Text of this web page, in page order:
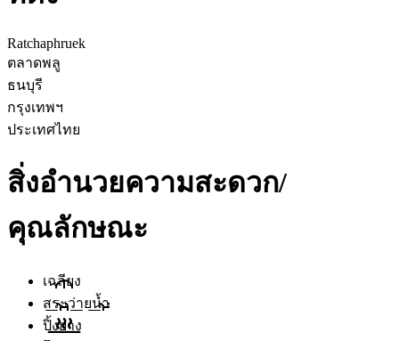
Ratchaphruek
ตลาดพลู
ธนบุรี
กรุงเทพฯ
ประเทศไทย
สิ่งอำนวยความสะดวก/
คุณลักษณะ
เฉลียง
สระว่ายน้ำ
ปิ้งย่าง